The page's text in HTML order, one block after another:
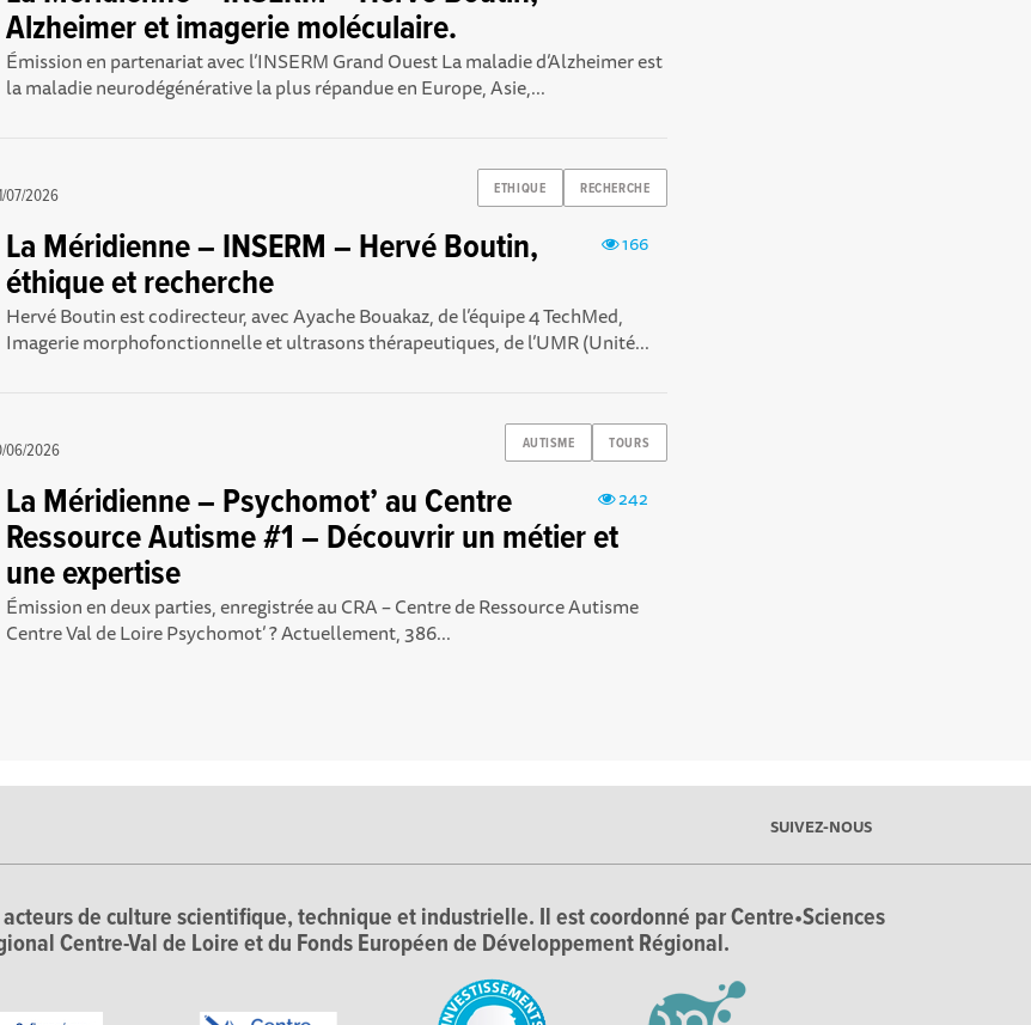
Alzheimer et imagerie moléculaire.
Émission en partenariat avec l’INSERM Grand Ouest La maladie d’Alzheimer est
la maladie neurodégénérative la plus répandue en Europe, Asie,...
ETHIQUE RECHERCHE
07/2026
166
La Méridienne – INSERM – Hervé Boutin,
éthique et recherche
Hervé Boutin est codirecteur, avec Ayache Bouakaz, de l’équipe 4 TechMed,
Imagerie morphofonctionnelle et ultrasons thérapeutiques, de l’UMR (Unité...
AUTISME TOURS
06/2026
242
La Méridienne – Psychomot’ au Centre
Ressource Autisme #1 – Découvrir un métier et
une expertise
Émission en deux parties, enregistrée au CRA – Centre de Ressource Autisme
Centre Val de Loire Psychomot’ ? Actuellement, 386...
SUIVEZ-NOUS
de culture scientifique, technique et industrielle. Il est coordonné par Centre•Sciences
Centre-Val de Loire et du Fonds Européen de Développement Régional.